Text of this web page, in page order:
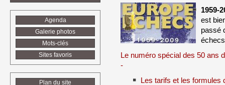
1959-
est
passé
Le numéro spécial des 50 ans
-
Les tarifs et les formules
Agenda
Galerie photos
Mots-clés
Sites favoris
Plan du site